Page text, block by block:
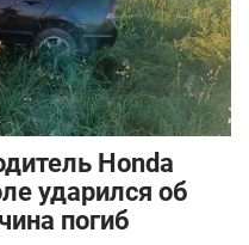
Honda
ударился об
погиб